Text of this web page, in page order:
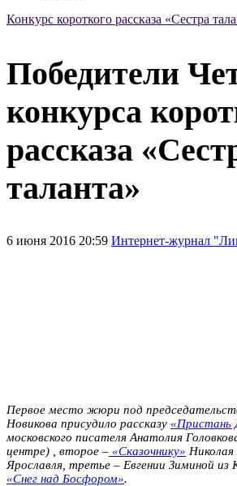
Конкурс короткого рассказа «Сестра
Победители
конкурса
рассказа
таланта»
6 июня 2016 20:59 Интернет-журнал
Первое место жюри под
Новикова присудило рассказу «Пристань
московского писателя Анатолия
центре) , второе – «Сказочнику»
Ярославля, третье – Евгении Зиминой из
«Снег над Босфором».